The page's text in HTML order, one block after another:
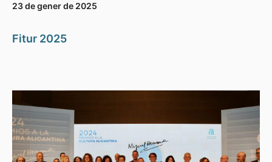
23 de gener de 2025
Fitur 2025